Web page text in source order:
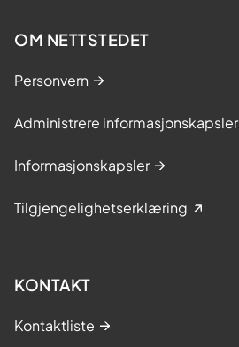
OM NETTSTEDET
Personvern
Administrere informasjonskapsler
Informasjonskapsler
Tilgjengelighetserklæring
KONTAKT
Kontaktliste